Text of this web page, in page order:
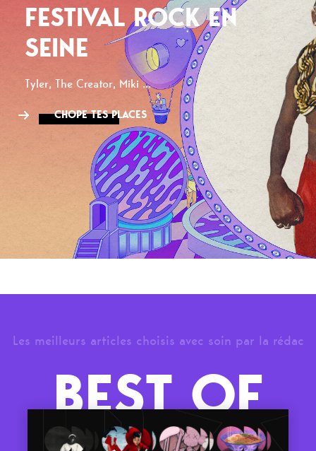
FESTIVAL ROCK EN
SEINE
Tyler, The Creator, Miki ...
CHOPE TES PLACES
Les meilleurs articles choisis avec soin par la rédac
BEST OF